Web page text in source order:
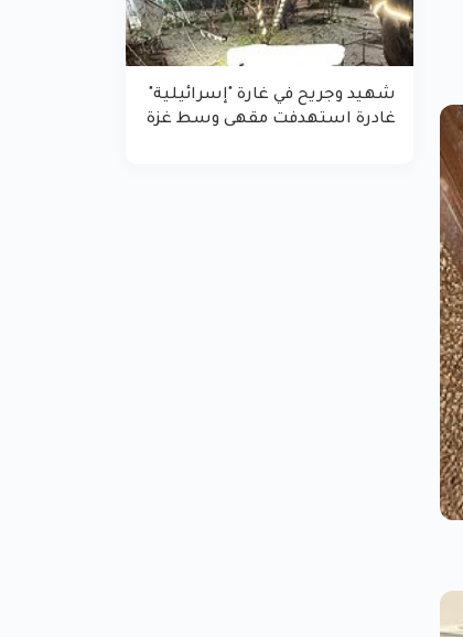
شهيد وجريح في غارة "إسرائيلية"
غادرة استهدفت مقهى وسط غزة